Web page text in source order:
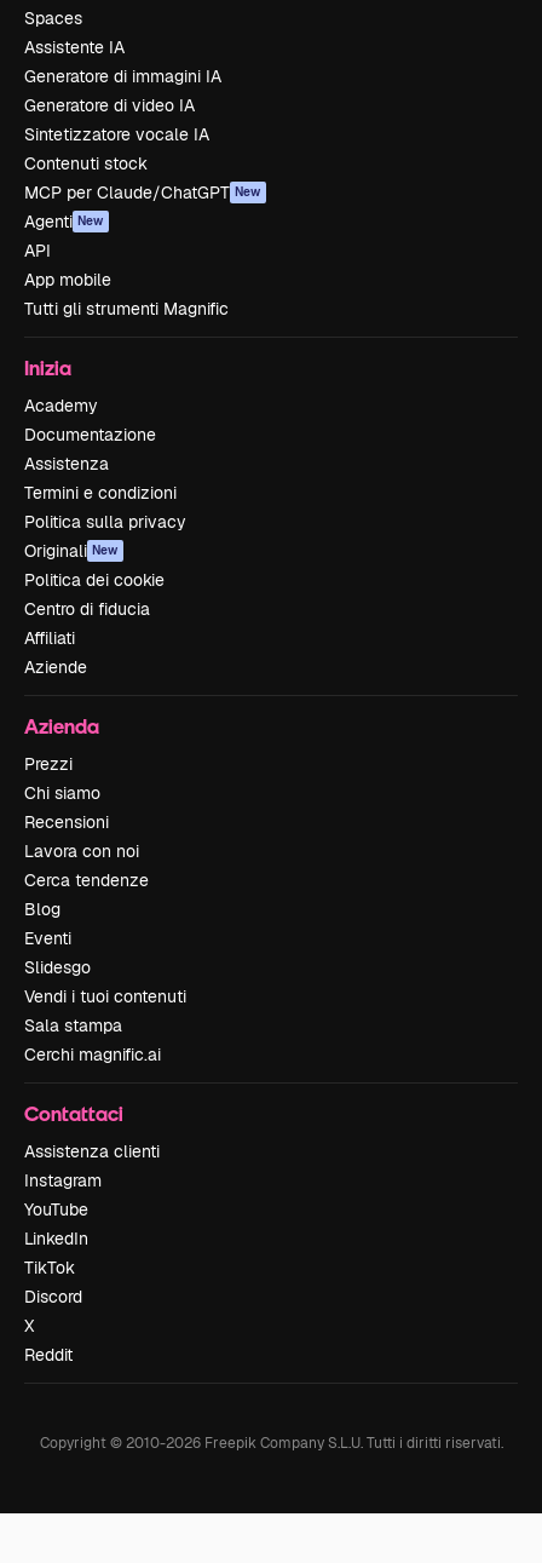
Spaces
Assistente IA
Generatore di immagini IA
Generatore di video IA
Sintetizzatore vocale IA
Contenuti stock
MCP per Claude/ChatGPT New
Agenti New
API
App mobile
Tutti gli strumenti Magnific
Inizia
Academy
Documentazione
Assistenza
Termini e condizioni
Politica sulla privacy
Originali New
Politica dei cookie
Centro di fiducia
Affiliati
Aziende
Azienda
Prezzi
Chi siamo
Recensioni
Lavora con noi
Cerca tendenze
Blog
Eventi
Slidesgo
Vendi i tuoi contenuti
Sala stampa
Cerchi magnific.ai
Contattaci
Assistenza clienti
Instagram
YouTube
LinkedIn
TikTok
Discord
X
Reddit
Copyright © 2010-2026Freepik Company S.L.U. Tutti i diritti riservati.